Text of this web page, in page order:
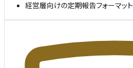
経営層向けの定期報告フォーマット